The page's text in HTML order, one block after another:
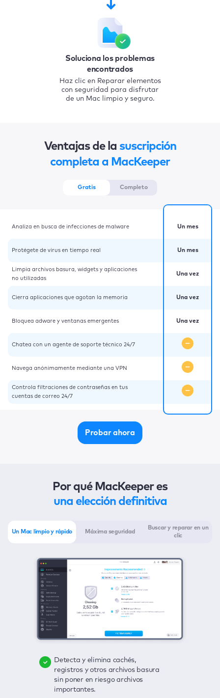
Soluciona los problemas
encontrados
Haz clic en Reparar elementos
con seguridad para disfrutar
de un Mac limpio y seguro.
Ventajas de la suscripción
completa a MacKeeper
Gratis Completo
Analiza en busca de infecciones de malware
Protégete de virus en tiempo real
Limpia archivos basura, widgets y aplicaciones
no utilizadas
Cierra aplicaciones que agotan la memoria
Bloquea adware y ventanas emergentes
Chatea con un agente de soporte técnico 24/7
Navega anónimamente mediante una VPN
Controla filtraciones de contraseñas en tus
cuentas de correo 24/7
Un mes
Un mes
Una vez
Una vez
Una vez
Probar ahora
Por qué MacKeeper es
una elección definitiva
Un Mac limpio y rápido Máxima seguridad
Buscar y reparar en un
clic
Detecta y elimina cachés,
registros y otros archivos basura
sin poner en riesgo archivos
importantes.
Elimina virus, incorpora la
protección en tiempo real y
deshazte del adware con un clic.
Descubre con un clic cualquier
posible amenaza para tu Mac:
archivos basura, virus, adware,
aplicaciones no actualizadas y